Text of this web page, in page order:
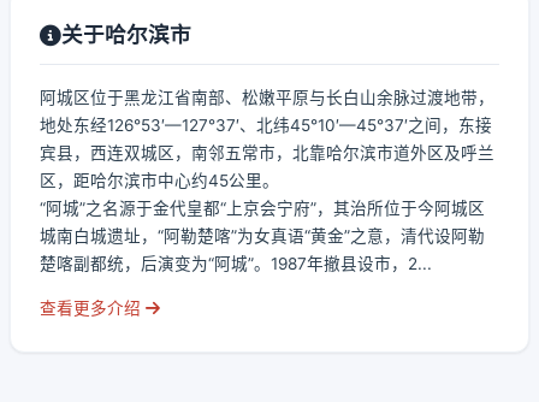
关于哈尔滨市
阿城区位于黑龙江省南部、松嫩平原与长白山余脉过渡地带，
地处东经126°53′—127°37′、北纬45°10′—45°37′之间，东接
宾县，西连双城区，南邻五常市，北靠哈尔滨市道外区及呼兰
区，距哈尔滨市中心约45公里。
“阿城”之名源于金代皇都“上京会宁府”，其治所位于今阿城区
城南白城遗址，“阿勒楚喀”为女真语“黄金”之意，清代设阿勒
楚喀副都统，后演变为“阿城”。1987年撤县设市，2...
查看更多介绍